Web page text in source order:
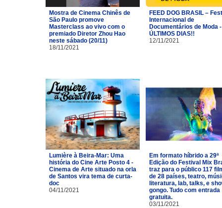
Mostra de Cinema Chinês de
São Paulo promove
Masterclass ao vivo com o
premiado Diretor Zhou Hao
neste sábado (20/11)
18/11/2021
FEED DOG BRASIL –
Internacional de
Documentários de Moda -
ÚLTIMOS DIAS!!
12/11/2021
Lumière à Beira-Mar: Uma
história do Cine Arte Posto 4 -
Cinema de Arte situado na orla
de Santos vira tema de curta-
doc
04/11/2021
Em formato híbrido a 29ª
Edição do Festival Mix
traz para o público 117
de 28 países, teatro,
literatura, lab, talks, e
gongo. Tudo com entrada
gratuita.
03/11/2021